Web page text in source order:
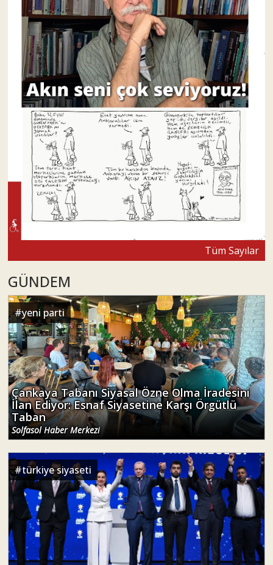
Tüm Sayılar
GÜNDEM
#yeni parti
Çankaya Tabanı Siyasal Özne Olma İradesini
İlan Ediyor: Esnaf Siyasetine Karşı Örgütlü
Taban
Solfasol Haber Merkezi
#türkiye siyaseti